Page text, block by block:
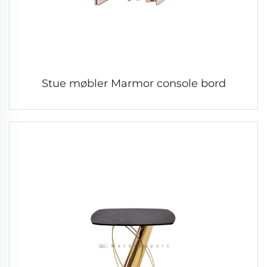
Stue møbler Marmor console bord